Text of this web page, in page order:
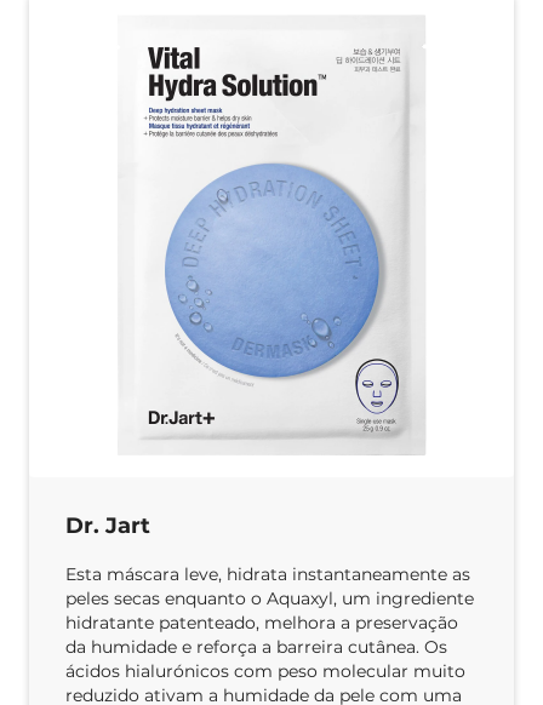
Dr. Jart
Esta máscara leve, hidrata instantaneamente as
peles secas enquanto o Aquaxyl, um ingrediente
hidratante patenteado, melhora a preservação
da humidade e reforça a barreira cutânea. Os
ácidos hialurónicos com peso molecular muito
reduzido ativam a humidade da pele com uma